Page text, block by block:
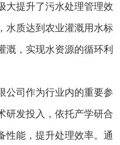
大提升了污水处理管理效
水质达到农业灌溉用水标
溉，实现水资源的循环利
公司作为行业内的重要参
研发投入，依托产学研合
性能，提升处理效率。通